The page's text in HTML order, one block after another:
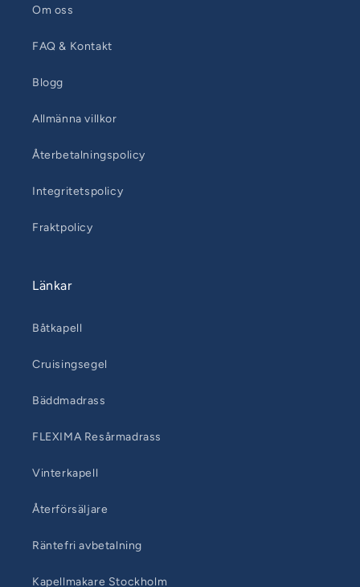
Om oss
FAQ & Kontakt
Blogg
Allmänna villkor
Återbetalningspolicy
Integritetspolicy
Fraktpolicy
Länkar
Båtkapell
Cruisingsegel
Bäddmadrass
FLEXIMA Resårmadrass
Vinterkapell
Återförsäljare
Räntefri avbetalning
Kapellmakare Stockholm